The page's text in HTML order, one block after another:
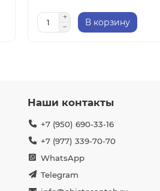
В корзину
Наши контакты
+7 (950) 690-33-16
+7 (977) 339-70-70
WhatsApp
Telegram